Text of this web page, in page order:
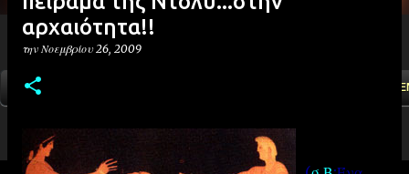
ΑΡΧΙΚΗ
αρχαιότητα!!
την Νοεμβρίου 26, 2009